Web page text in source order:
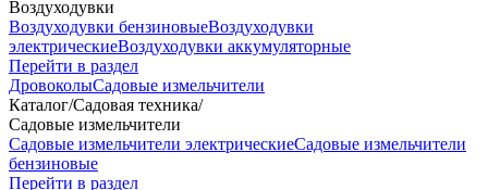
Воздуходувки
Воздуходувки бензиновыеВоздуходувки
электрическиеВоздуходувки аккумуляторные
Перейти в раздел
ДровоколыСадовые измельчители
Каталог/Садовая техника/
Садовые измельчители
Садовые измельчители электрическиеСадовые измельчители
бензиновые
Перейти в раздел